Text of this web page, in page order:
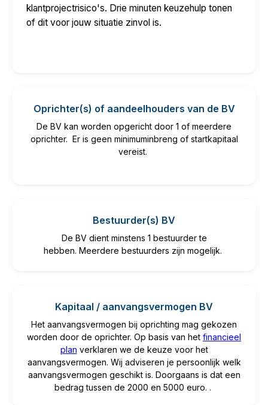
klantprojectrisico's. Drie minuten keuzehulp tonen
of dit voor jouw situatie zinvol is.
Oprichter(s) of aandeelhouders van de BV
De BV kan worden opgericht door 1 of meerdere
oprichter. Er is geen minimuminbreng of startkapitaal
vereist.
Bestuurder(s) BV
De BV dient minstens 1 bestuurder te
hebben. Meerdere bestuurders zijn mogelijk.
Kapitaal / aanvangsvermogen BV
Het aanvangsvermogen bij oprichting mag gekozen
worden door de oprichter. Op basis van het financieel
plan verklaren we de keuze voor het
aanvangsvermogen. Wij adviseren je persoonlijk welk
aanvangsvermogen geschikt is. Doorgaans is dat een
bedrag tussen de 2000 en 5000 euro. .